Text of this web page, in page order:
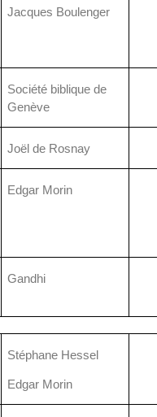
Jacques Boulenger
Société biblique de
Genève
Joël de Rosnay
Edgar Morin
Gandhi
Stéphane Hessel
Edgar Morin